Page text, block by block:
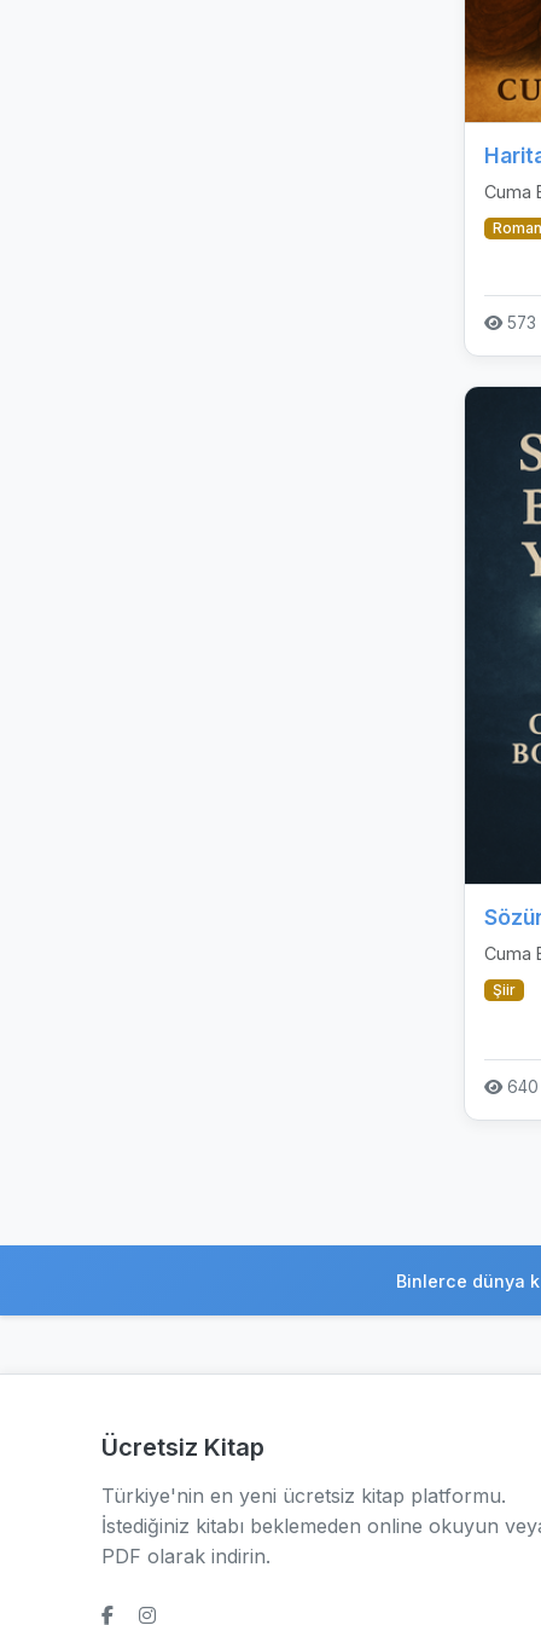
Cuma
573
Cuma
Şiir
640
Binlerce dünya
Ücretsiz Kitap
Türkiye'nin en yeni ücretsiz kitap platformu.
İstediğiniz kitabı beklemeden online okuyun
PDF olarak indirin.